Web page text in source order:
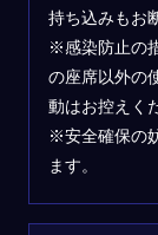
持ち込みもお
※感染防止の
の座席以外の
動はお控えく
※安全確保の
ます。